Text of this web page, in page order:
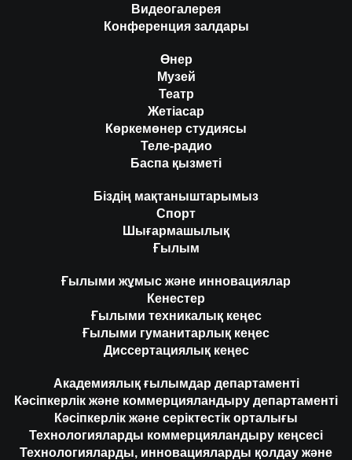
Видеогалерея
Конференция залдары
Өнер
Музей
Театр
Жетіасар
Көркемөнер студиясы
Теле-радио
Баспа қызметі
Біздің мақтаныштарымыз
Спорт
Шығармашылық
Ғылым
Ғылыми жұмыс және инновациялар
Кенестер
Ғылыми техникалық кеңес
Ғылыми гуманитарлық кеңес
Диссертациялық кеңес
Академиялық ғылымдар департаменті
Кәсіпкерлік және коммерцияландыру департаменті
Кәсіпкерлік және серіктестік орталығы
Технологияларды коммерцияландыру кеңсесі
Технологияларды, инновацияларды қолдау және